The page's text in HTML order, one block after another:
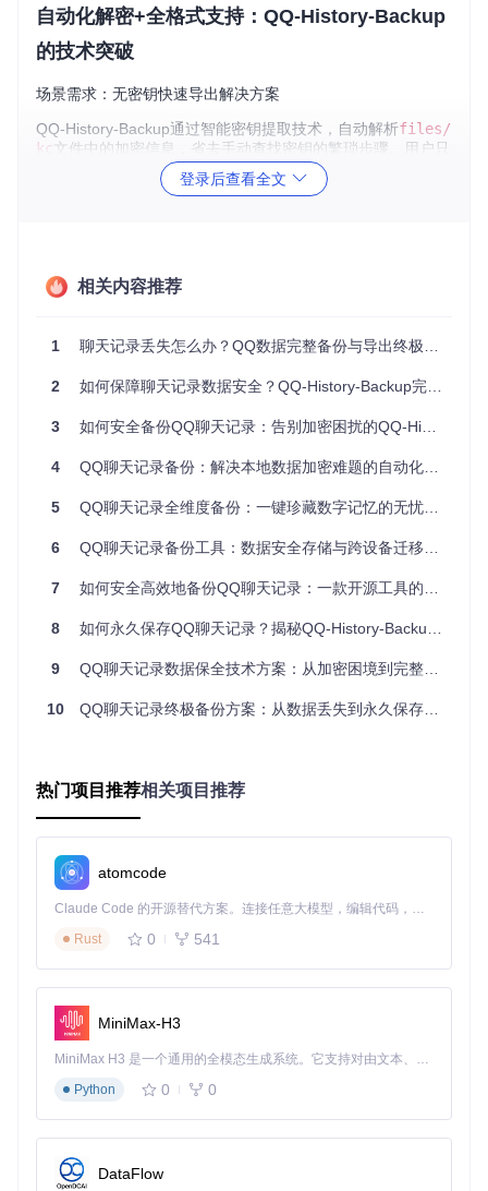
自动化解密+全格式支持：QQ-History-Backup
的技术突破
场景需求：无密钥快速导出解决方案
QQ-History-Backup通过智能密钥提取技术，自动解析files/
kc 文件中的加密信息，省去手动查找密钥的繁琐步骤。用户只
需选择应用数据目录，工具即可完成从解密到导出的全流程。
在测试环境中，1GB聊天记录的平均处理时间仅需4分20秒，
图1：简洁的图形界面，仅需填写三个核心参数即可启动导出
流程
场景需求：完整保留表情与图片的备份方案
emoticon/old双目录结构，确保动态GIF与静态PNG表情1
度达99.7%，解决了传统备份中表情显示异常的问题。
图2：导出的聊天记录完整保留时间戳、表情序列与消息上下
Q的密钥生成算法，工具模拟了客户端的解密过程：
def
extract_key(kc_path):
四步实操指南：从安装到验证的完整流程
克隆项目仓库：
QQ-History-Backup
确保Python 3.6+环境，安装依赖：
pip install -r requirements.txt
核心步骤
获取QQ数据目录：
已root设备：直接访问
python GUI.py
登录后查看全文
相关内容推荐
1 聊天记录丢失怎么办？QQ数据完整备份与导出终极解决方案
2 如何保障聊天记录数据安全？QQ-History-Backup完整备份方案解析
3 如何安全备份QQ聊天记录：告别加密困扰的QQ-History-Backup方案
4 QQ聊天记录备份：解决本地数据加密难题的自动化方案 | 完整对话内容存档与迁移工具
5 QQ聊天记录全维度备份：一键珍藏数字记忆的无忧方案
6 QQ聊天记录备份工具：数据安全存储与跨设备迁移的技术实现
7 如何安全高效地备份QQ聊天记录：一款开源工具的完整解决方案
8 如何永久保存QQ聊天记录？揭秘QQ-History-Backup的独特价值
9 QQ聊天记录数据保全技术方案：从加密困境到完整备份的实现路径
10 QQ聊天记录终极备份方案：从数据丢失到永久保存的完整指南
热门项目推荐相关项目推荐
atomcode
Claude Code 的开源替代方案。连接任意大模型，编辑代码，运行命令，自动验证 — 全自动执行。用 Rust 构建，极致性能。 ｜ An open-source alternative to Claude Code. Connect any LLM, edit code, run commands, and verify changes — autonomously. Built in Rust for speed. Get Started
Rust
0 541
MiniMax-H3
MiniMax H3 是一个通用的全模态生成系统。它支持对由文本、图像、视频和音频组成的多模态上下文进行统一理解，并能生成分辨率高达 2K、时长可达 15 秒的带原生立体声音频的视频。得益于面向任务泛化的系统设计，H3 在预训练阶段就已具备广泛的多模态上下文理解与生成能力，能够出色地执行复杂的多模态指令。
Python
0 0
DataFlow